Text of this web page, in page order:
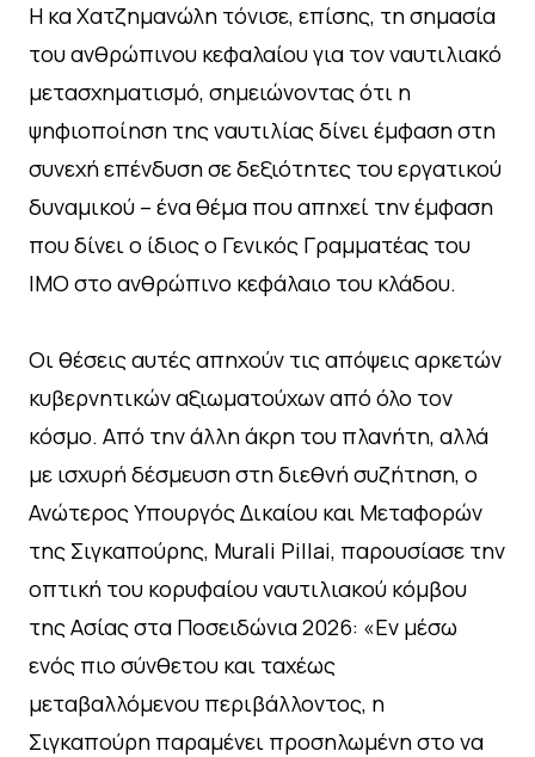
Η κα Χατζημανώλη τόνισε, επίσης, τη σημασία
του ανθρώπινου κεφαλαίου για τον ναυτιλιακό
μετασχηματισμό, σημειώνοντας ότι η
ψηφιοποίηση της ναυτιλίας δίνει έμφαση στη
συνεχή επένδυση σε δεξιότητες του εργατικού
δυναμικού – ένα θέμα που απηχεί την έμφαση
που δίνει ο ίδιος ο Γενικός Γραμματέας του
ΙΜΟ στο ανθρώπινο κεφάλαιο του κλάδου.
Οι θέσεις αυτές απηχούν τις απόψεις αρκετών
κυβερνητικών αξιωματούχων από όλο τον
κόσμο. Από την άλλη άκρη του πλανήτη, αλλά
με ισχυρή δέσμευση στη διεθνή συζήτηση, ο
Ανώτερος Υπουργός Δικαίου και Μεταφορών
της Σιγκαπούρης, Murali Pillai, παρουσίασε την
οπτική του κορυφαίου ναυτιλιακού κόμβου
της Ασίας στα Ποσειδώνια 2026: «Εν μέσω
ενός πιο σύνθετου και ταχέως
μεταβαλλόμενου περιβάλλοντος, η
Σιγκαπούρη παραμένει προσηλωμένη στο να